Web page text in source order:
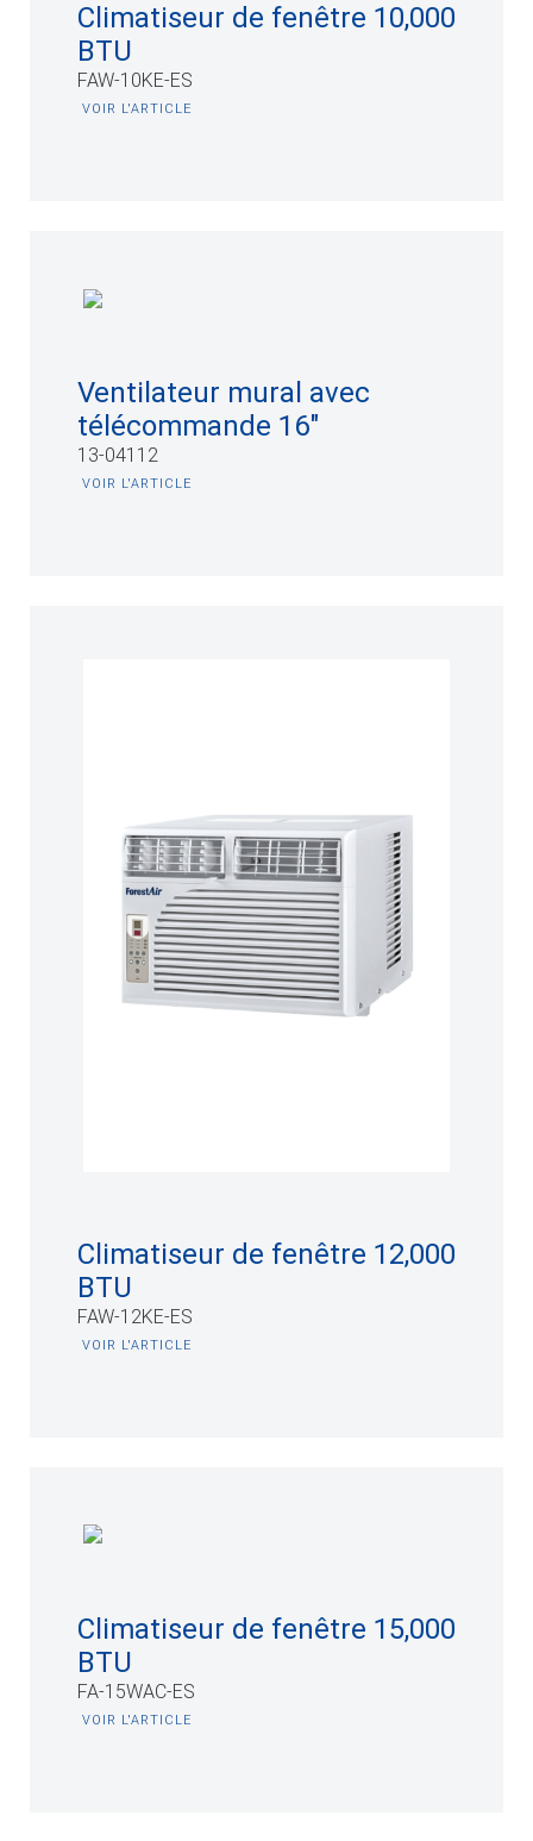
Climatiseur de fenêtre 10,000
BTU
FAW-10KE-ES
VOIR L'ARTICLE
Ventilateur mural avec
télécommande 16"
13-04112
VOIR L'ARTICLE
Climatiseur de fenêtre 12,000
BTU
FAW-12KE-ES
VOIR L'ARTICLE
Climatiseur de fenêtre 15,000
BTU
FA-15WAC-ES
VOIR L'ARTICLE